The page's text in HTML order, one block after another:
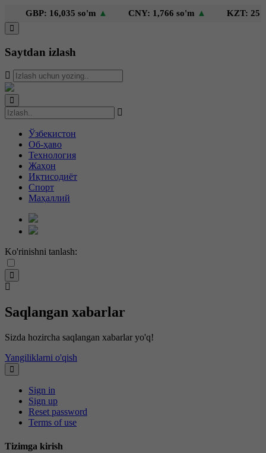
GBP: 16,035 so'm▲ CNY: 1,766 so'm▲ KZT: 25
Saytdan izlash
Ўзбекистон
Об-ҳаво
Технология
Жаҳон
Иқтисодиёт
Спорт
Маҳаллий
Ko'rinishni tanlash:
Saqlangan xabarlar
Sizda hozircha saqlangan xabarlar yo'q!
Yangiliklarni o'qish
Sign in
Sign up
Reset password
Terms of use
Tizimga kirish